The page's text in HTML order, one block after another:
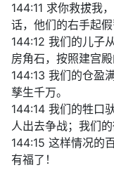
144:11 求你救拔我
话，他们的右手起假
144:12 我们的儿子
房角石，按照建宫殿
144:13 我们的仓盈
孳生千万。
144:14 我们的牲口
人出去争战；我们
144:15 这样情况的
有福了！